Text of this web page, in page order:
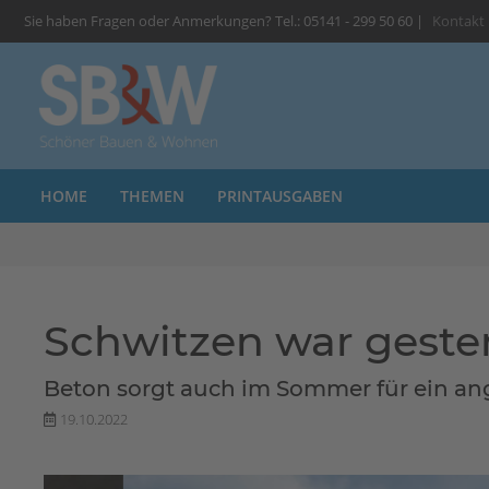
Sie haben Fragen oder Anmerkungen? Tel.: 05141 - 299 50 60 | Kontakt
HOME THEMEN PRINTAUSGABEN
Schwitzen war
Beton sorgt auch im Sommer für ein
19.10.2022